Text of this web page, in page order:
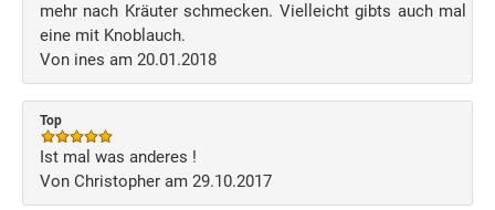
mehr nach Kräuter schmecken. Vielleicht gibts auch mal
eine mit Knoblauch.
Von ines am 20.01.2018
Top
Ist mal was anderes !
Von Christopher am 29.10.2017